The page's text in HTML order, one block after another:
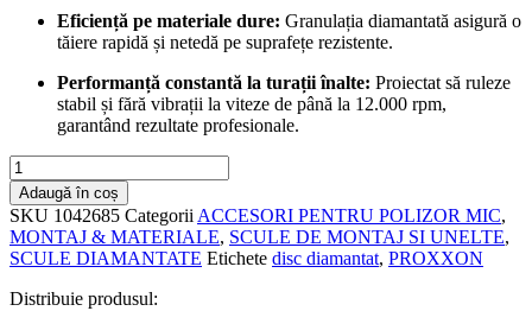
Eficiență pe materiale dure: Granulația diamantată asigură o
tăiere rapidă și netedă pe suprafețe rezistente.
Performanță constantă la turații înalte: Proiectat să ruleze
stabil și fără vibrații la viteze de până la 12.000 rpm,
garantând rezultate profesionale.
Cantitate
Disc
debitor
diamantat,
20x0.6mm,
Proxxon
28840
Adaugă în coș
SKU 1042685 Categorii ACCESORI PENTRU POLIZOR MIC,
MONTAJ & MATERIALE, SCULE DE MONTAJ SI UNELTE,
SCULE DIAMANTATE Etichete disc diamantat, PROXXON
Distribuie produsul: